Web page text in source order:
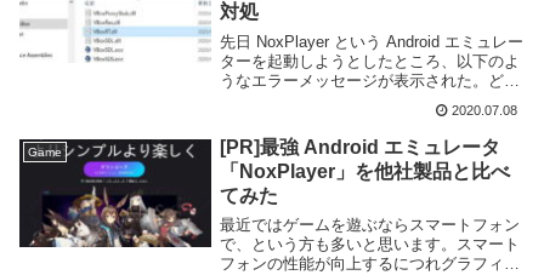
対処
先日 NoxPlayer という Android エミュレー
ターを起動しようとしたところ、以下のよ
うなエラーメッセージが表示された。どう
2020.07.08
Game
[PR]最強 Android エミュレータ
「NoxPlayer」を他社製品と比べ
てみた
最近ではゲームを遊ぶならスマートフォン
で、という方も多いと思います。スマート
フォンの性能が向上するにつれグラフィッ